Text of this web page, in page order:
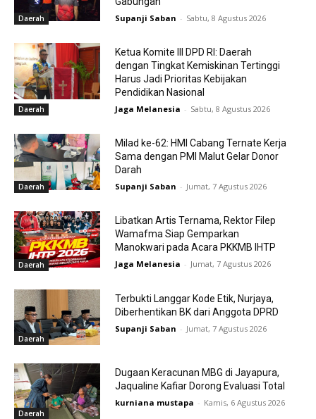
Daerah Supanji Saban - Sabtu, 8 Agustus 2026
Daerah
Ketua Komite III DPD RI: Daerah
dengan Tingkat Kemiskinan Tertinggi
Harus Jadi Prioritas Kebijakan
Pendidikan Nasional
Jaga Melanesia - Sabtu, 8 Agustus 2026
Daerah
Milad ke-62: HMI Cabang Ternate Kerja
Sama dengan PMI Malut Gelar Donor
Darah
Supanji Saban - Jumat, 7 Agustus 2026
Daerah
Libatkan Artis Ternama, Rektor Filep
Wamafma Siap Gemparkan
Manokwari pada Acara PKKMB IHTP
Jaga Melanesia - Jumat, 7 Agustus 2026
Daerah
Terbukti Langgar Kode Etik, Nurjaya,
Diberhentikan BK dari Anggota DPRD
Supanji Saban - Jumat, 7 Agustus 2026
Daerah
Dugaan Keracunan MBG di Jayapura,
Jaqualine Kafiar Dorong Evaluasi Total
kurniana mustapa - Kamis, 6 Agustus 2026